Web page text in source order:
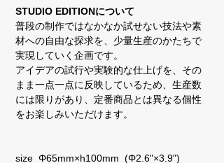
STUDIO EDITIONについて
普段の制作ではなかなか試せない技法や素
材への自由な探求を、少量生産のかたちで
実現していく企画です。
アイデアの試行や実験的な仕上げを、その
まま一点一点に反映しているため、生産数
には限りがあり、定番商品とは異なる個性
をお楽しみいただけます。
size Φ65mm×h100mm (Φ2.6"×3.9")